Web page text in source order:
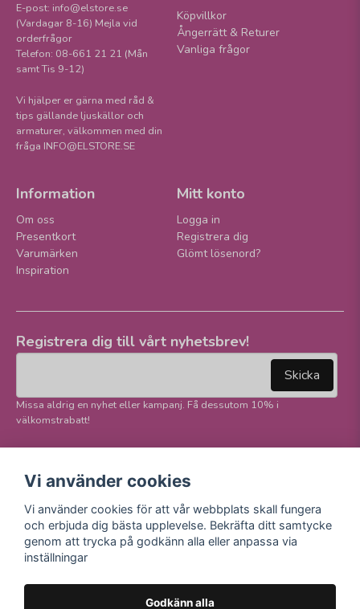
E-post: info@elstore.se
(Vardagar 8-16) Mejla vid
orderfrågor
Telefon: 08-661 21 21 (Mån
samt Tis 9-12)
Vi hjälper er gärna med råd &
tips gällande ljuskällor och
armaturer, välkommen med din
fråga INFO@ELSTORE.SE
Köpvillkor
Ångerrätt & Returer
Vanliga frågor
Information
Om oss
Presentkort
Varumärken
Inspiration
Mitt konto
Logga in
Registrera dig
Glömt lösenord?
Registrera dig till vårt nyhetsbrev!
Skicka
Missa aldrig en nyhet eller kampanj. Få dessutom 10% i
välkomstrabatt!
sociala medier!
Facebook
Instagram
Youtube
E-handel
Vi använder cookies
Vi använder cookies för att vår webbplats skall fungera
och erbjuda dig bästa upplevelse. Bekräfta ditt samtycke
genom att trycka på godkänn alla eller anpassa via
inställningar
Godkänn alla